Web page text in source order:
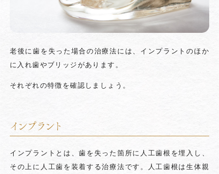
老後に歯を失った場合の治療法には、インプラントのほか
に入れ歯やブリッジがあります。
それぞれの特徴を確認しましょう。
インプラント
インプラントとは、歯を失った箇所に人工歯根を埋入し、
その上に人工歯を装着する治療法です。人工歯根は生体親